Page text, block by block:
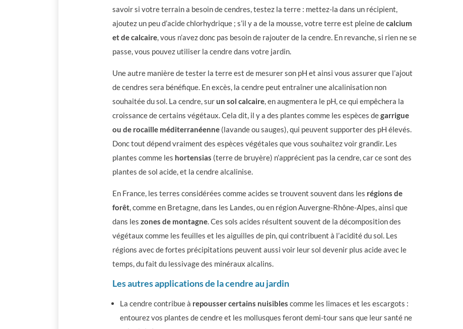
savoir si votre terrain a besoin de cendres, testez la terre : mettez-la dans un récipient,
ajoutez un peu d’acide chlorhydrique ; s’il y a de la mousse, votre terre est pleine decalcium
et de calcaire, vous n’avez donc pas besoin de rajouter de la cendre. En revanche, si rien ne se
passe, vous pouvez utiliser la cendre dans votre jardin.
Une autre manière de tester la terre est de mesurer son pH et ainsi vous assurer que l’ajout
de cendres sera bénéfique. En excès, la cendre peut entraîner une alcalinisation non
souhaitée du sol. La cendre, surun sol calcaire, en augmentera le pH, ce qui empêchera la
croissance de certains végétaux.Cela dit, il y a des plantes comme les espèces degarrigue
ou de rocaille méditerranéenne (lavande ou sauges), qui peuvent supporter des pH élevés.
Donc tout dépend vraiment des espèces végétales que vous souhaitez voir grandir. Les
plantes comme les hortensias (terre de bruyère) n’apprécient pas la cendre, car ce sont des
plantes de sol acide, et la cendre alcalinise.
En France, les terres considérées comme acides se trouvent souvent dans les régions de
forêt, comme en Bretagne, dans les Landes, ou en région Auvergne-Rhône-Alpes, ainsi que
dans leszones de montagne. Ces sols acides résultent souvent de la décomposition des
végétaux comme les feuilles et les aiguilles de pin, qui contribuent à l’acidité du sol. Les
régions avec de fortes précipitations peuvent aussi voir leur sol devenir plus acide avec le
temps, du fait du lessivage des minéraux alcalins.
Les autres applications de la cendre au jardin
La cendre contribue à repousser certains nuisibles comme les limaces et les escargots :
entourez vos plantes de cendre et les mollusques feront demi-tour sans que leur santé ne